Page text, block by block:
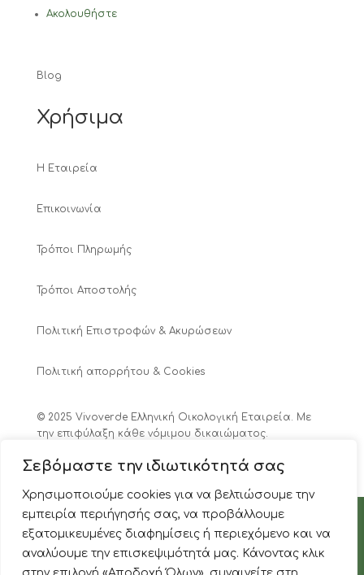
Σεβόμαστε την ιδιωτικότητά σας
Χρησιμοποιούμε cookies για να βελτιώσουμε την
εμπειρία περιήγησής σας, να προβάλλουμε
εξατομικευμένες διαφημίσεις ή περιεχόμενο και να
αναλύουμε την επισκεψιμότητά μας. Κάνοντας κλικ
Ακολουθήστε
Blog
Χρήσιμα
Η Εταιρεία
Επικοινωνία
Τρόποι Πληρωμής
Τρόποι Αποστολής
Πολιτική Επιστροφών & Ακυρώσεων
Πολιτική απορρήτου & Cookies
© 2025 Vivoverde Ελληνική Οικολογική Εταιρεία. Με
την επιφύλαξη κάθε νόμιμου δικαιώματος.